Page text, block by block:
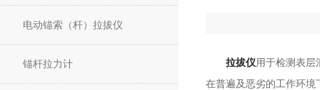
电动锚索（杆）拉拔仪
锚杆拉力计 拉拔仪用于检测表
在普遍及恶劣的工作环